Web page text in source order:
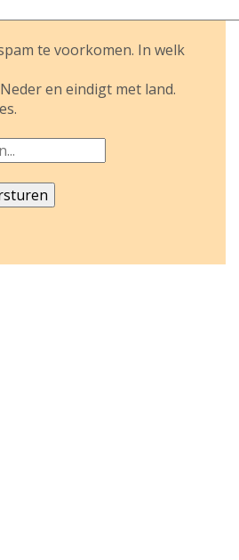
te voorkomen. In welk
en eindigt met land.